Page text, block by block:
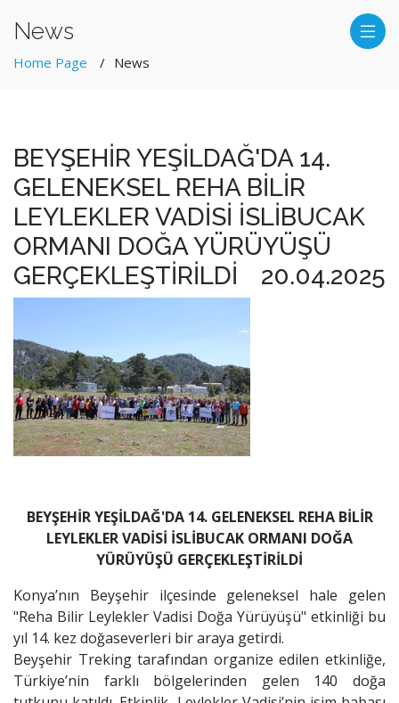
News
Home Page News
BEYŞEHİR YEŞİLDAĞ'DA 14.
GELENEKSEL REHA BİLİR
LEYLEKLER VADİSİ İSLİBUCAK
ORMANI DOĞA YÜRÜYÜŞÜ
GERÇEKLEŞTİRİLDİ
20.04.2025
BEYŞEHİR YEŞİLDAĞ'DA 14. GELENEKSEL REHA BİLİR
LEYLEKLER VADİSİ İSLİBUCAK ORMANI DOĞA
YÜRÜYÜŞÜ GERÇEKLEŞTİRİLDİ
Konya’nın Beyşehir ilçesinde geleneksel hale gelen
"Reha Bilir Leylekler Vadisi Doğa Yürüyüşü" etkinliği bu
yıl 14. kez doğaseverleri bir araya getirdi.
Beyşehir Treking tarafından organize edilen etkinliğe,
Türkiye’nin farklı bölgelerinden gelen 140 doğa